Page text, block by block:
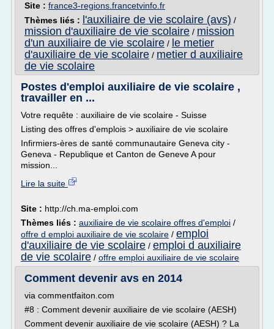
Site : france3-regions.francetvinfo.fr
Thèmes liés :
l'auxiliaire de vie scolaire (avs) /
mission d'auxiliaire de vie scolaire / mission
d'un auxiliaire de vie scolaire / le metier
d'auxiliaire de vie scolaire / metier d auxiliaire
de vie scolaire
Postes d'emploi auxiliaire de vie scolaire ,
travailler en ...
Votre requête : auxiliaire de vie scolaire - Suisse
Listing des offres d'emplois > auxiliaire de vie scolaire
Infirmiers-ères de santé communautaire Geneva city -
Geneva - Republique et Canton de Geneve A pour
mission...
Lire la suite
Site : http://ch.ma-emploi.com
Thèmes liés : auxiliaire de vie scolaire offres d'emploi /
offre d emploi auxiliaire de vie scolaire / emploi
d'auxiliaire de vie scolaire / emploi d auxiliaire
de vie scolaire / offre emploi auxiliaire de vie scolaire
Comment devenir avs en 2014
via commentfaiton.com
#8 : Comment devenir auxiliaire de vie scolaire (AESH)
Comment devenir auxiliaire de vie scolaire (AESH) ? La